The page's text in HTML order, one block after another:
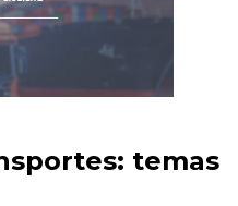
temas